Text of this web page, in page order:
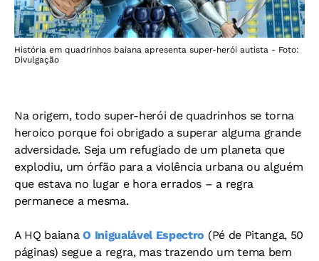
História em quadrinhos baiana apresenta super-herói autista - Foto:
Divulgação
Na origem, todo super-herói de quadrinhos se torna
heroico porque foi obrigado a superar alguma grande
adversidade. Seja um refugiado de um planeta que
explodiu, um órfão para a violência urbana ou alguém
que estava no lugar e hora errados – a regra
permanece a mesma.
A HQ baianaO Inigualável Espectro (Pé de Pitanga, 50
páginas) segue a regra, mas trazendo um tema bem